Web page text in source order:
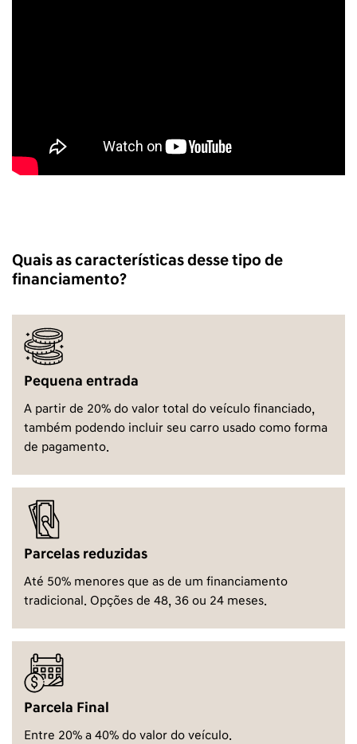
Quais as características desse tipo de
financiamento?
Pequena entrada
A partir de 20% do valor total do veículo financiado,
também podendo incluir seu carro usado como forma
de pagamento.
Parcelas reduzidas
Até 50% menores que as de um financiamento
tradicional. Opções de 48, 36 ou 24 meses.
Parcela Final
Entre 20% a 40% do valor do veículo.